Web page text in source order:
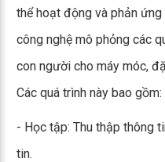
thể hoạt động và phản
công nghệ mô phỏng các
con người cho máy móc,
Các quá trình này bao gồm:
- Học tập: Thu thập thông
tin.